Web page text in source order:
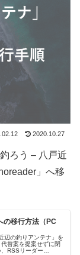
2020.10.27
ろう – 八戸近
」へ移
の移行方法（PC
辺の釣りアンテナ」を
替案を提案せずに閉
RSSリーダー